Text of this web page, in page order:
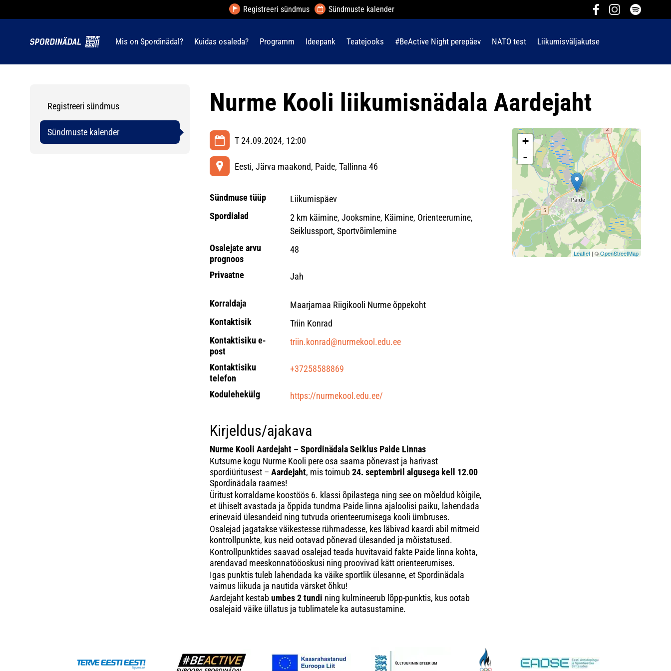
Registreeri sündmus Sündmuste kalender
Mis on Spordinädal? Kuidas osaleda? Programm Ideepank Teatejooks #BeActive Night perepäev NATO test Liikumisväljakutse
Registreeri sündmus
Sündmuste kalender
Nurme Kooli liikumisnädala Aardejaht
T 24.09.2024, 12:00
Eesti, Järva maakond, Paide, Tallinna 46
Sündmuse tüüp
Liikumispäev
Spordialad
2 km käimine, Jooksmine, Käimine, Orienteerumine,
Seiklussport, Sportvõimlemine
Osalejate arvu
prognoos
48
Privaatne Jah
Korraldaja
Maarjamaa Riigikooli Nurme õppekoht
Kontaktisik
Triin Konrad
Kontaktisiku e-
post
triin.konrad@nurmekool.edu.ee
Kontaktisiku
telefon
+37258588869
Kodulehekülg https://nurmekool.edu.ee/
Kirjeldus/ajakava
Nurme Kooli Aardejaht – Spordinädala Seiklus Paide Linnas
Kutsume kogu Nurme Kooli pere osa saama põnevast ja harivast
spordiüritusest – Aardejaht, mis toimub 24. septembril algusega kell 12.00
Spordinädala raames!
Üritust korraldame koostöös 6. klassi õpilastega ning see on mõeldud kõigile,
et ühiselt avastada ja õppida tundma Paide linna ajaloolisi paiku, lahendada
erinevaid ülesandeid ning tutvuda orienteerumisega kooli ümbruses.
Osalejad jagatakse väikestesse rühmadesse, kes läbivad kaardi abil mitmeid
kontrollpunkte, kus neid ootavad põnevad ülesanded ja mõistatused.
Kontrollpunktides saavad osalejad teada huvitavaid fakte Paide linna kohta,
arendavad meeskonnatööoskusi ning proovivad kätt orienteerumises.
Igas punktis tuleb lahendada ka väike sportlik ülesanne, et Spordinädala
vaimus liikuda ja nautida värsket õhku!
Aardejaht kestab umbes 2 tundi ning kulmineerub lõpp-punktis, kus ootab
osalejaid väike üllatus ja tublimatele ka autasustamine.
+
-
Leaflet | ©OpenStreetMap